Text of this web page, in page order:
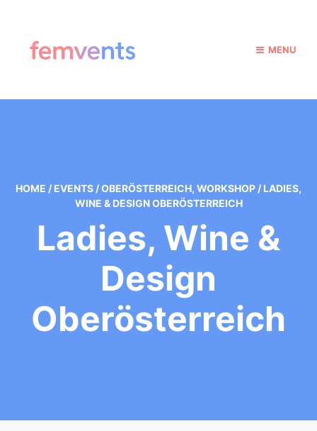
MENU
HOME / EVENTS /OBERÖSTERREICH, WORKSHOP / LADIES,
WINE & DESIGN OBERÖSTERREICH
Ladies, Wine &
Design
Oberösterreich